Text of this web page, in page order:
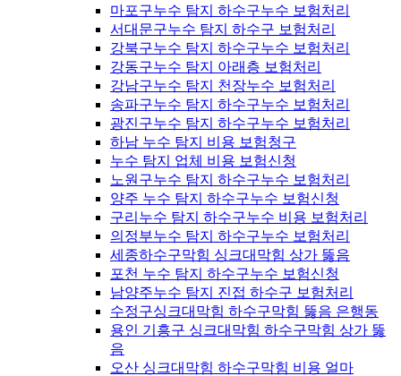
마포구누수 탐지 하수구누수 보험처리
서대문구누수 탐지 하수구 보험처리
강북구누수 탐지 하수구누수 보험처리
강동구누수 탐지 아래층 보험처리
강남구누수 탐지 천장누수 보험처리
송파구누수 탐지 하수구누수 보험처리
광진구누수 탐지 하수구누수 보험처리
하남 누수 탐지 비용 보험청구
누수 탐지 업체 비용 보험신청
노원구누수 탐지 하수구누수 보험처리
양주 누수 탐지 하수구누수 보험신청
구리누수 탐지 하수구누수 비용 보험처리
의정부누수 탐지 하수구누수 보험처리
세종하수구막힘 싱크대막힘 상가 뚫음
포천 누수 탐지 하수구누수 보험신청
남양주누수 탐지 진접 하수구 보험처리
수정구싱크대막힘 하수구막힘 뚫음 은행동
용인 기흥구 싱크대막힘 하수구막힘 상가 뚫
음
오산 싱크대막힘 하수구막힘 비용 얼마